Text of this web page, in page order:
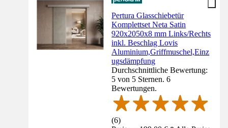
Pertura Glasschiebetür
Komplettset Neta Satin
920x2050x8 mm Links/Rechts
inkl. Beschlag Lovis
Aluminium,Griffmuschel,Einz
ugsdämpfung
Durchschnittliche Bewertung:
5 von 5 Sternen. 6
Bewertungen.
(6)